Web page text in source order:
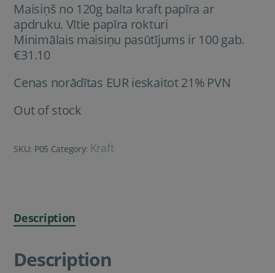
Maisiņš no 120g balta kraft papīra ar
apdruku. Vītie papīra rokturi
Minimālais maisiņu pasūtījums ir 100 gab.
€31.10
Cenas norādītas EUR ieskaitot 21% PVN
Out of stock
SKU: P05 Category: Kraft
Description
Description